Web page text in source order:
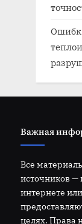
Важная
Все
источников —
интернете
целях. Права